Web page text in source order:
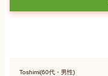
Toshimi(60代・男性)